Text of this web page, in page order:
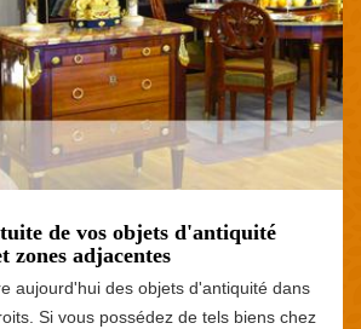
de vos objets d'antiquité
zones adjacentes
aujourd'hui des objets d'antiquité dans
Si vous possédez de tels biens chez